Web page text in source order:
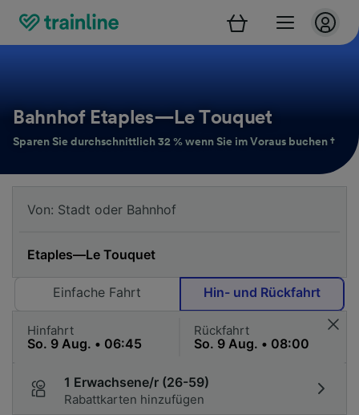
Bahnhof Etaples—Le Touquet
Sparen Sie durchschnittlich 32 % wenn Sie im Voraus buchen †
Einfache Fahrt Hin- und Rückfahrt
Hinfahrt Rückfahrt
1 Erwachsene/r (26-59)
Rabattkarten hinzufügen